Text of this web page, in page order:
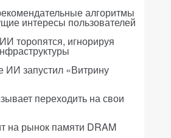
алгоритмы
интересы пользователей
торопятся, игнорируя
ИИ запустил «Витрину
переходить на свои
на рынок памяти DRAM